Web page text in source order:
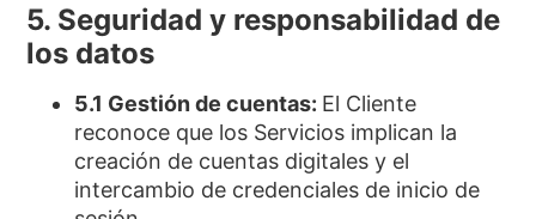
5. Seguridad y responsabilidad de
los datos
5.1 Gestión de cuentas: El Cliente
reconoce que los Servicios implican la
creación de cuentas digitales y el
intercambio de credenciales de inicio de